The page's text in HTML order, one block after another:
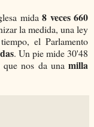
mida8 veces 660
la medida, una ley
el Parlamento
. Un pie mide 30'48
nos da unamilla